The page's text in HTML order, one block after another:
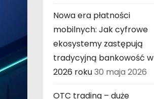
Nowa era płatności
mobilnych: Jak cyfrowe
ekosystemy zastępują
tradycyjną bankowość w
2026 roku30 maja 2026
OTC trading – duże